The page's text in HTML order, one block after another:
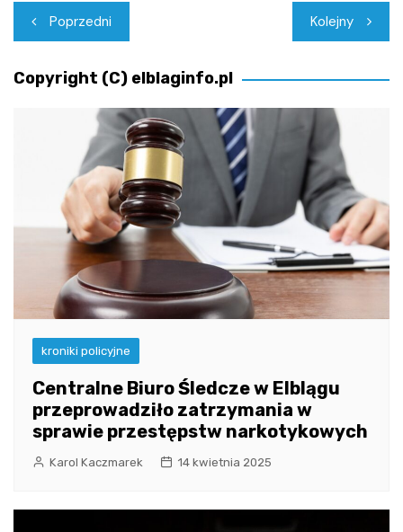
Nawigacja
wpisu
Poprzedni Kolejny
Copyright (C) elblaginfo.pl
kroniki policyjne
Centralne Biuro Śledcze w Elblągu
przeprowadziło zatrzymania w
sprawie przestępstw narkotykowych
Karol Kaczmarek 14 kwietnia 2025